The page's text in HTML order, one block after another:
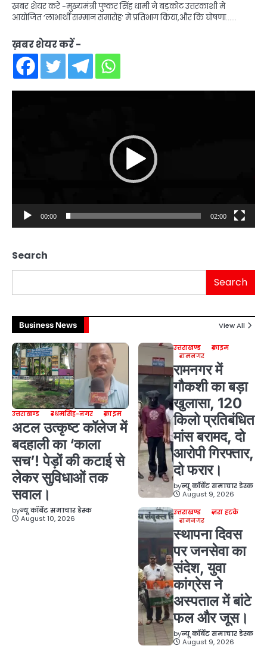
ख़बर शेयर करें -मुख्यमंत्री पुष्कर सिंह धामी ने बड़कोट उत्तरकाशी में
आयोजित ’लाभार्थी सम्मान समारोह’ में प्रतिभाग किया,और कि घोषणा……
ख़बर शेयर करें -
00:00 02:00
Search
Search
Business News View All
उत्तराखण्ड उधमसिंह-नगर क्राइम
अटल उत्कृष्ट कॉलेज में
बदहाली का ‘काला
सच’! पेड़ों की कटाई से
लेकर सुविधाओं तक
सवाल।
byन्यू कॉर्बेट समाचार डेस्क
August 10, 2026
उत्तराखण्ड
क्राइम
रामनगर
रामनगर में
गौकशी का बड़ा
खुलासा, 120
किलो प्रतिबंधित
मांस बरामद, दो
आरोपी गिरफ्तार,
दो फरार।
byन्यू कॉर्बेट समाचार डेस्क
August 9, 2026
उत्तराखण्ड
ज़रा हटके
रामनगर
स्थापना दिवस
पर जनसेवा का
संदेश, युवा
कांग्रेस ने
अस्पताल में बांटे
फल और जूस।
byन्यू कॉर्बेट समाचार डेस्क
August 9, 2026